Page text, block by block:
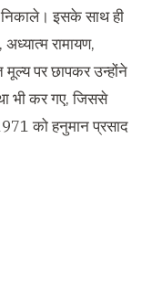
इसके साथ ही
, अध्यात्म रामायण,
मूल्य पर छापकर उन्होंने
भी कर गए,जिससे
को हनुमान प्रसाद